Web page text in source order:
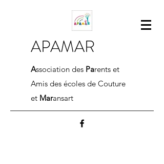
APAMAR
Association des Parents et
Amis des écoles de Couture
et Maransart